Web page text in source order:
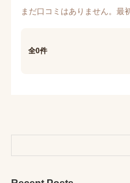
まだ口コミはありません。最
全0件